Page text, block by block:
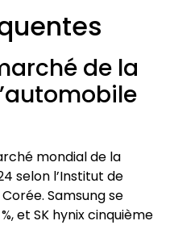
de la
mondial de la
selon l’Institut de
Samsung se
et SK hynix cinquième